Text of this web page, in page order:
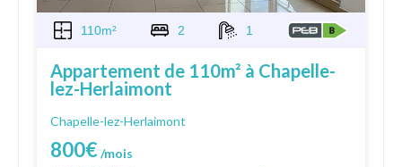
110m² 2 1
Appartement de 110m² à Chapelle-
lez-Herlaimont
Chapelle-lez-Herlaimont
800€/mois